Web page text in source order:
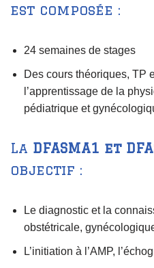
est composée :
24 semaines de stages
Des cours théoriques, TP
l’apprentissage de la
pédiatrique et
La DFASMA1 et
objectif :
Le diagnostic et la
obstétricale,
L’initiation à l’AMP,